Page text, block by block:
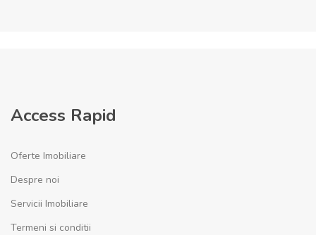
Access Rapid
Oferte Imobiliare
Despre noi
Servicii Imobiliare
Termeni si conditii